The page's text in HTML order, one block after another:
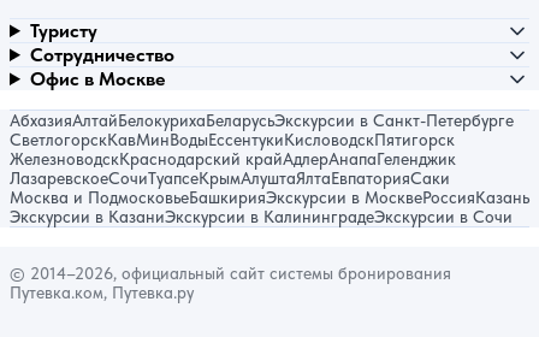
Туристу
Сотрудничество
Офис в Москве
АбхазияАлтайБелокурихаБеларусьЭкскурсии в Санкт-Петербурге
СветлогорскКавМинВодыЕссентукиКисловодскПятигорск
ЖелезноводскКраснодарский крайАдлерАнапаГеленджик
ЛазаревскоеСочиТуапсеКрымАлуштаЯлтаЕвпаторияСаки
Москва и ПодмосковьеБашкирияЭкскурсии в МосквеРоссияКазань
Экскурсии в КазаниЭкскурсии в КалининградеЭкскурсии в Сочи
© 2014–2026, официальный сайт системы бронирования
Путевка.ком, Путевка.ру